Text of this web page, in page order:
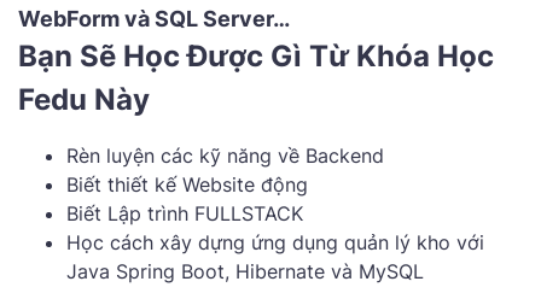
WebForm và SQL Server…
Bạn Sẽ Học Được Gì Từ Khóa Học
Fedu Này
Rèn luyện các kỹ năng về Backend
Biết thiết kế Website động
Biết Lập trình FULLSTACK
Học cách xây dựng ứng dụng quản lý kho với
Java Spring Boot, Hibernate và MySQL